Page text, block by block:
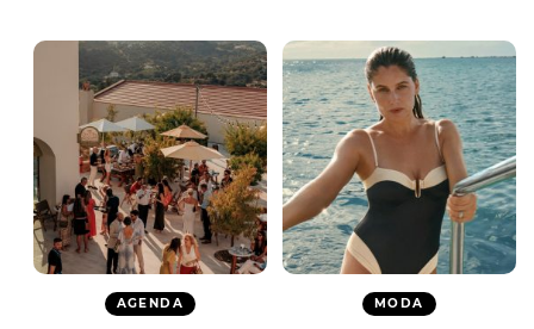
AGENDA MODA